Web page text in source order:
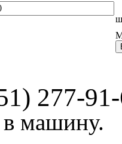
277-
в машину.